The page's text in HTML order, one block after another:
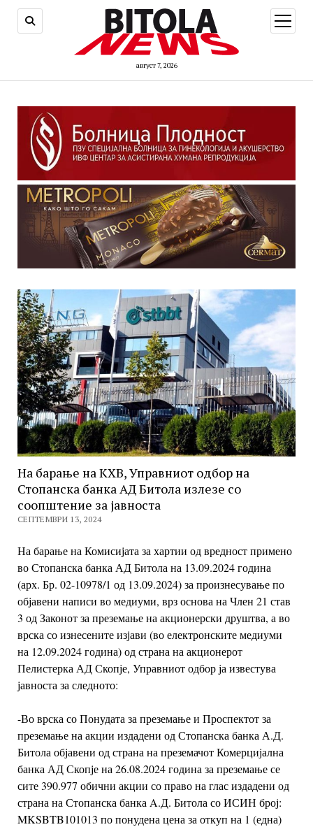
август 7, 2026
open
menu
На барање на КХВ, Управниот одбор на
Стопанска банка АД Битола излезе со
соопштение за јавноста
СЕПТЕМВРИ 13, 2024
На барање на Комисијата за хартии од вредност примено
во Стопанска банка АД Битола на 13.09.2024 година
(арх. Бр. 02-10978/1 од 13.09.2024) за произнесување по
објавени написи во медиуми, врз основа на Член 21 став
3 од Законот за преземање на акционерски друштва, а во
врска со изнесените изјави (во електронските медиуми
на 12.09.2024 година) од страна на акционерот
Пелистерка АД Скопје, Управниот одбор ја известува
јавноста за следното:
-Во врска со Понудата за преземање и Проспектот за
преземање на акции издадени одСтопанска банка А.Д.
Битола објавени од страна на преземачот Комерцијална
банка АДСкопје на 26.08.2024 година за преземање се
сите 390.977 обични акции со право на гласиздадени од
страна на Стопанска банка A.Д. Битола со ИСИН број:
MKSBTB101013 попонудена цена за откуп на 1 (една)